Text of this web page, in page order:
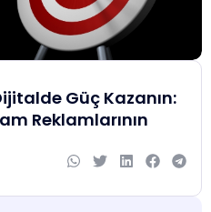
Güç Kazanın:
Reklamlarının